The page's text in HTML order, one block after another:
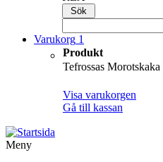
Varukorg 1
Produkt
Tefrossas Morotskaka
Visa varukorgen
Gå till kassan
Meny